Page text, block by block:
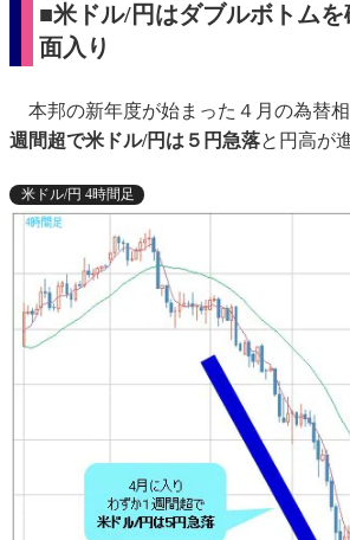
■米ドル/円はダブルボトム
面入り
本邦の新年度が始まった４月の為替相
週間超で米ドル/円は５円急落と円高が
米ドル/円 4時間足